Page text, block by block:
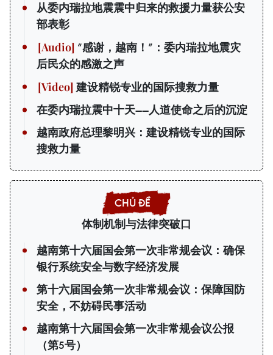
从委内瑞拉地震震中归来的救援力量获公安
部表彰
“感谢，越南！”：委内瑞拉地震灾
后民众的感激之声
建设精锐专业的国际搜救力量
在委内瑞拉震中十天——人道使命之后的沉淀
越南政府总理黎明兴：建设精锐专业的国际
搜救力量
体制机制与法律突破口
越南第十六届国会第一次非常规会议：确保
银行系统安全与数字经济发展
第十六届国会第一次非常规会议：保障国防
安全，不妨碍民事活动
越南第十六届国会第一次非常规会议公报
（第5号）